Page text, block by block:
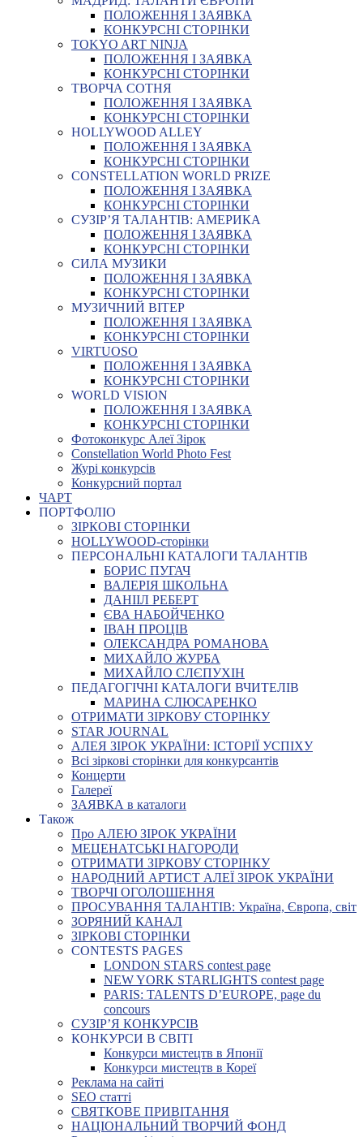
ПОЛОЖЕННЯ І ЗАЯВКА
КОНКУРСНІ СТОРІНКИ
TOKYO ART NINJA
ПОЛОЖЕННЯ І ЗАЯВКА
КОНКУРСНІ СТОРІНКИ
ТВОРЧА СОТНЯ
ПОЛОЖЕННЯ І ЗАЯВКА
КОНКУРСНІ СТОРІНКИ
HOLLYWOOD ALLEY
ПОЛОЖЕННЯ І ЗАЯВКА
КОНКУРСНІ СТОРІНКИ
CONSTELLATION WORLD PRIZE
ПОЛОЖЕННЯ І ЗАЯВКА
КОНКУРСНІ СТОРІНКИ
СУЗІР’Я ТАЛАНТІВ: АМЕРИКА
ПОЛОЖЕННЯ І ЗАЯВКА
КОНКУРСНІ СТОРІНКИ
СИЛА МУЗИКИ
ПОЛОЖЕННЯ І ЗАЯВКА
КОНКУРСНІ СТОРІНКИ
МУЗИЧНИЙ ВІТЕР
ПОЛОЖЕННЯ І ЗАЯВКА
КОНКУРСНІ СТОРІНКИ
VIRTUOSO
ПОЛОЖЕННЯ І ЗАЯВКА
КОНКУРСНІ СТОРІНКИ
WORLD VISION
ПОЛОЖЕННЯ І ЗАЯВКА
КОНКУРСНІ СТОРІНКИ
Фотоконкурс Алеї Зірок
Constellation World Photo Fest
Журі конкурсів
Конкурсний портал
ЧАРТ
ПОРТФОЛІО
ЗІРКОВІ СТОРІНКИ
HOLLYWOOD-сторінки
ПЕРСОНАЛЬНІ КАТАЛОГИ ТАЛАНТІВ
БОРИС ПУГАЧ
ВАЛЕРІЯ ШКОЛЬНА
ДАНІІЛ РЕБЕРТ
ЄВА НАБОЙЧЕНКО
ІВАН ПРОЦІВ
ОЛЕКСАНДРА РОМАНОВА
МИХАЙЛО ЖУРБА
МИХАЙЛО СЛЄПУХІН
ПЕДАГОГІЧНІ КАТАЛОГИ ВЧИТЕЛІВ
МАРИНА СЛЮСАРЕНКО
ОТРИМАТИ ЗІРКОВУ СТОРІНКУ
STAR JOURNAL
АЛЕЯ ЗІРОК УКРАЇНИ: ІСТОРІЇ УСПІХУ
Всі зіркові сторінки для конкурсантів
Концерти
Галереї
ЗАЯВКА в каталоги
Також
Про АЛЕЮ ЗІРОК УКРАЇНИ
МЕЦЕНАТСЬКІ НАГОРОДИ
ОТРИМАТИ ЗІРКОВУ СТОРІНКУ
НАРОДНИЙ АРТИСТ АЛЕЇ ЗІРОК УКРАЇНИ
ТВОРЧІ ОГОЛОШЕННЯ
ПРОСУВАННЯ ТАЛАНТІВ: Україна, Європа, світ
ЗОРЯНИЙ КАНАЛ
ЗІРКОВІ СТОРІНКИ
CONTESTS PAGES
LONDON STARS contest page
NEW YORK STARLIGHTS contest page
PARIS: TALENTS D’EUROPE, page du
concours
СУЗІР’Я КОНКУРСІВ
КОНКУРСИ В СВІТІ
Конкурси мистецтв в Японії
Конкурси мистецтв в Кореї
Реклама на сайті
SEO статті
СВЯТКОВЕ ПРИВІТАННЯ
НАЦІОНАЛЬНИЙ ТВОРЧИЙ ФОНД